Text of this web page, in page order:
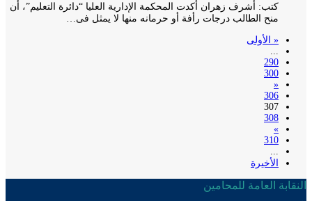
كتب: أشرف زهران أكدت المحكمة الإدارية العليا “دائرة التعليم”، أن
منح الطالب درجات رأفة أو حرمانه منها لا يمثل فى…
« الأولى
290
300
306
307
308
310
الأخيرة
العامة للمحامين